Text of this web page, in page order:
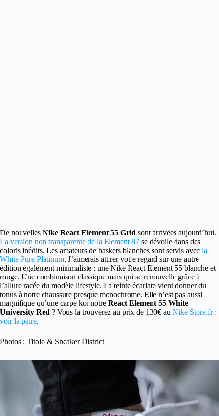
De nouvelles Nike React Element 55 Grid sont arrivées aujourd’hui.
La version non transparente de la Element 87 se dévoile dans des
coloris inédits. Les amateurs de baskets blanches sont servis avec la
White Pure Platinum. J’aimerais attirer votre regard sur une autre
édition également minimaliste : une Nike React Element 55 blanche et
rouge. Une combinaison classique mais qui se renouvelle grâce à
l’allure racée du modèle lifestyle. La teinte écarlate vient donner du
tonus à notre chaussure presque monochrome. Elle n’est pas aussi
magnifique qu’une carpe koï notre React Element 55 White
University Red ? Vous la trouverez au prix de 130€ au Nike Store.fr :
voir la paire.
Photos : Titolo & Sneaker District